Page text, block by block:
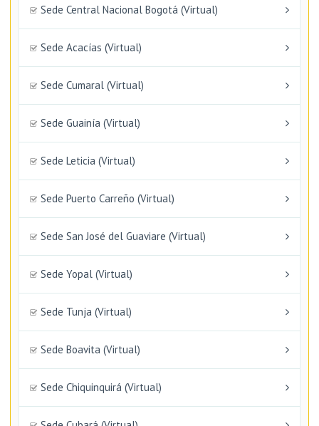
Sede Central Nacional Bogotá (Virtual)
Sede Acacías (Virtual)
Sede Cumaral (Virtual)
Sede Guainía (Virtual)
Sede Leticia (Virtual)
Sede Puerto Carreño (Virtual)
Sede San José del Guaviare (Virtual)
Sede Yopal (Virtual)
Sede Tunja (Virtual)
Sede Boavita (Virtual)
Sede Chiquinquirá (Virtual)